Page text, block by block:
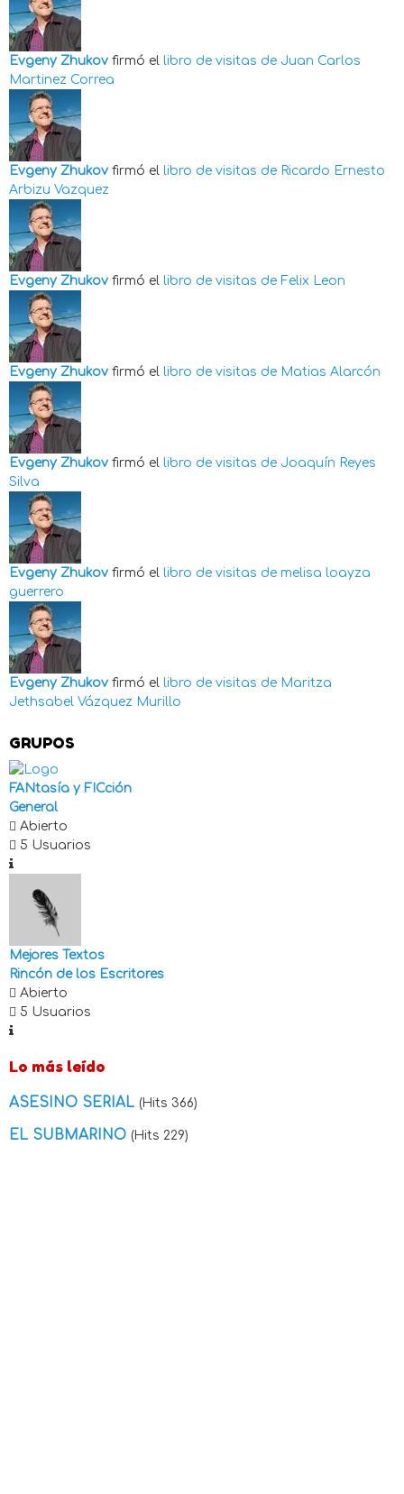
Evgeny Zhukov firmó el libro de visitas de Juan Carlos
Martinez Correa
Evgeny Zhukov firmó el libro de visitas de Ricardo Ernesto
Arbizu Vazquez
Evgeny Zhukov firmó el libro de visitas de Felix Leon
Evgeny Zhukov firmó el libro de visitas de Matias Alarcón
Evgeny Zhukov firmó el libro de visitas de Joaquín Reyes
Silva
Evgeny Zhukov firmó el libro de visitas de melisa loayza
guerrero
Evgeny Zhukov firmó el libro de visitas de Maritza
Jethsabel Vázquez Murillo
GRUPOS
FANtasía y FICción
General
Abierto
5 Usuarios
Mejores Textos
Rincón de los Escritores
Abierto
5 Usuarios
Lo más leído
ASESINO SERIAL (Hits 366)
EL SUBMARINO (Hits 229)